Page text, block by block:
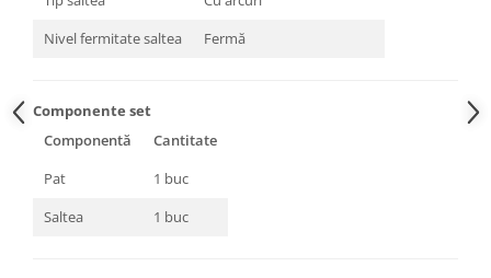
Nivel fermitate saltea
Fermă
Componente set
Componentă
Cantitate
Pat
1 buc
Saltea
1 buc